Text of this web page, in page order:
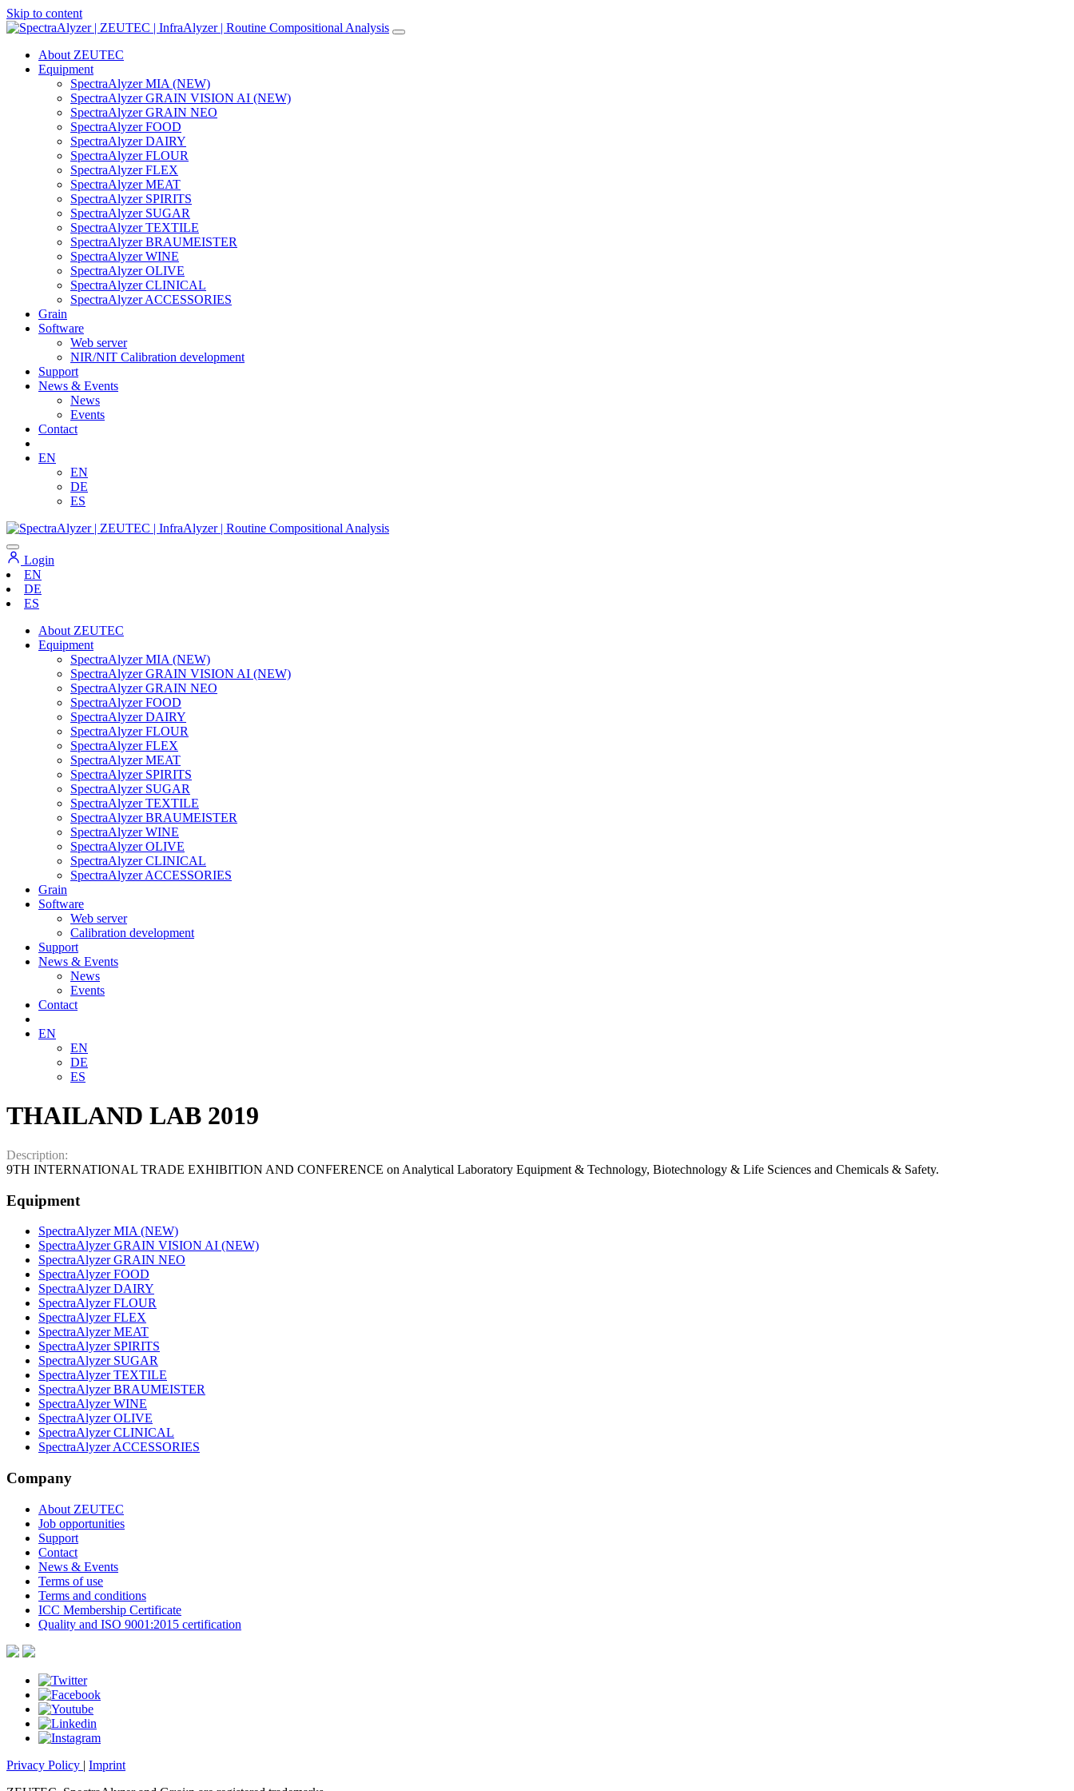
Skip to content
Main
Navigation
About ZEUTEC
Equipment
SpectraAlyzer MIA (NEW)
SpectraAlyzer GRAIN VISION AI (NEW)
SpectraAlyzer GRAIN NEO
SpectraAlyzer FOOD
SpectraAlyzer DAIRY
SpectraAlyzer FLOUR
SpectraAlyzer FLEX
SpectraAlyzer MEAT
SpectraAlyzer SPIRITS
SpectraAlyzer SUGAR
SpectraAlyzer TEXTILE
SpectraAlyzer BRAUMEISTER
SpectraAlyzer WINE
SpectraAlyzer OLIVE
SpectraAlyzer CLINICAL
SpectraAlyzer ACCESSORIES
Grain
Software
Web server
NIR/NIT Calibration development
Support
News & Events
News
Events
Contact
EN
EN
DE
ES
Login
EN
DE
ES
About ZEUTEC
Equipment
SpectraAlyzer MIA (NEW)
SpectraAlyzer GRAIN VISION AI (NEW)
SpectraAlyzer GRAIN NEO
SpectraAlyzer FOOD
SpectraAlyzer DAIRY
SpectraAlyzer FLOUR
SpectraAlyzer FLEX
SpectraAlyzer MEAT
SpectraAlyzer SPIRITS
SpectraAlyzer SUGAR
SpectraAlyzer TEXTILE
SpectraAlyzer BRAUMEISTER
SpectraAlyzer WINE
SpectraAlyzer OLIVE
SpectraAlyzer CLINICAL
SpectraAlyzer ACCESSORIES
Grain
Software
Web server
Calibration development
Support
News & Events
News
Events
Contact
EN
EN
DE
ES
THAILAND LAB 2019
Description:
9TH INTERNATIONAL TRADE EXHIBITION AND CONFERENCE on Analytical Laboratory Equipment & Technology, Biotechnology & Life Sciences and Chemicals & Safety.
Equipment
SpectraAlyzer MIA (NEW)
SpectraAlyzer GRAIN VISION AI (NEW)
SpectraAlyzer GRAIN NEO
SpectraAlyzer FOOD
SpectraAlyzer DAIRY
SpectraAlyzer FLOUR
SpectraAlyzer FLEX
SpectraAlyzer MEAT
SpectraAlyzer SPIRITS
SpectraAlyzer SUGAR
SpectraAlyzer TEXTILE
SpectraAlyzer BRAUMEISTER
SpectraAlyzer WINE
SpectraAlyzer OLIVE
SpectraAlyzer CLINICAL
SpectraAlyzer ACCESSORIES
Company
About ZEUTEC
Job opportunities
Support
Contact
News & Events
Terms of use
Terms and conditions
ICC Membership Certificate
Quality and ISO 9001:2015 certification
Privacy Policy | Imprint